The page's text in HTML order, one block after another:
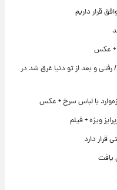
قرار داریم
رفتی و بعد از تو دنیا غرق شد در
با لباس سرخ + عکس
قرار دارد
یافت